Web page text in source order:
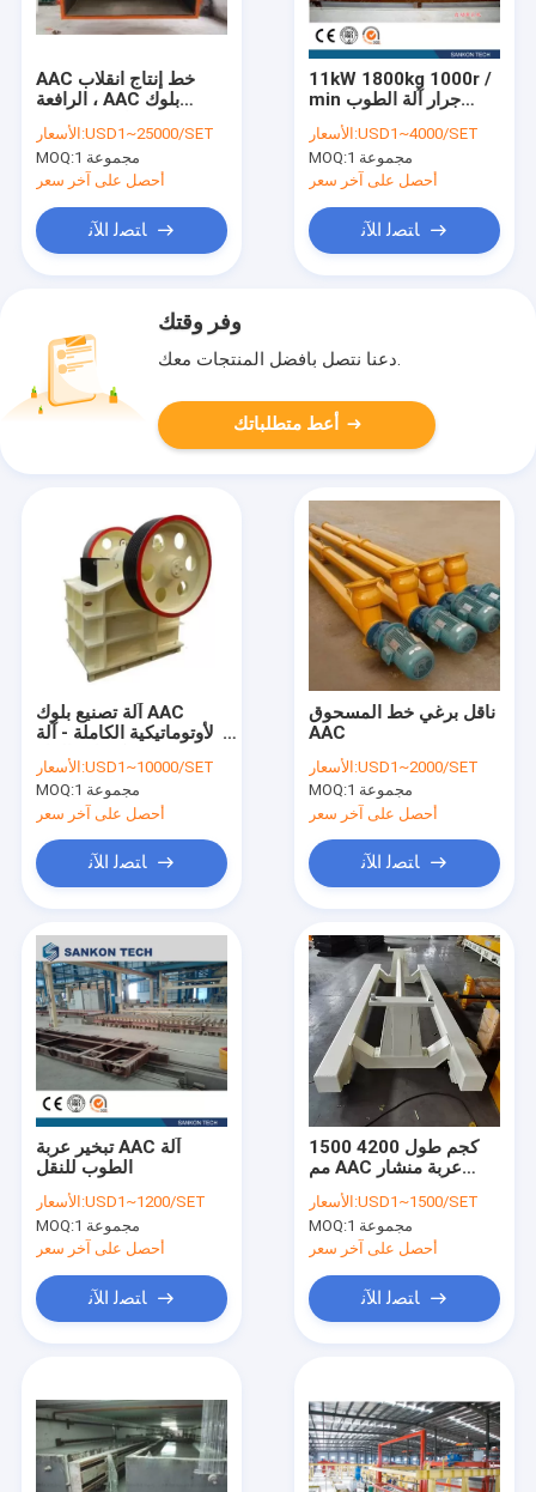
المنتجات
حول بنا
AAC خط إنتاج انقلاب
الرافعة ، AAC بلوك
Titling رافعة ، AAC
بلوك تقليب رافعة
شماعات دوران
الأسعار:USD1~25000/SET
MOQ:
1 مجموعة
أحصل على آخر سعر
ﺎﺘﺼﻟ ﺍﻶﻧ
11kW 1800kg 1000r /
min جرار آلة الطوب
AAC
الأسعار:USD1~4000/SET
MOQ:
1 مجموعة
أحصل على آخر سعر
ﺎﺘﺼﻟ ﺍﻶﻧ
وفر وقتك
دعنا نتصل بأفضل المنتجات معك.
أعط متطلباتك
آلة تصنيع بلوك AAC
الأوتوماتيكية الكاملة - آلة
كسارة الفك
الأسعار:USD1~10000/SET
MOQ:
1 مجموعة
أحصل على آخر سعر
ﺎﺘﺼﻟ ﺍﻶﻧ
ناقل برغي خط المسحوق
AAC
الأسعار:USD1~2000/SET
MOQ:
1 مجموعة
أحصل على آخر سعر
ﺎﺘﺼﻟ ﺍﻶﻧ
تبخير عربة AAC آلة
الطوب للنقل
الأسعار:USD1~1200/SET
MOQ:
1 مجموعة
أحصل على آخر سعر
ﺎﺘﺼﻟ ﺍﻶﻧ
1500 كجم طول 4200
مم AAC عربة منشار
الخرسانة
الأسعار:USD1~1500/SET
MOQ:
1 مجموعة
أحصل على آخر سعر
ﺎﺘﺼﻟ ﺍﻶﻧ